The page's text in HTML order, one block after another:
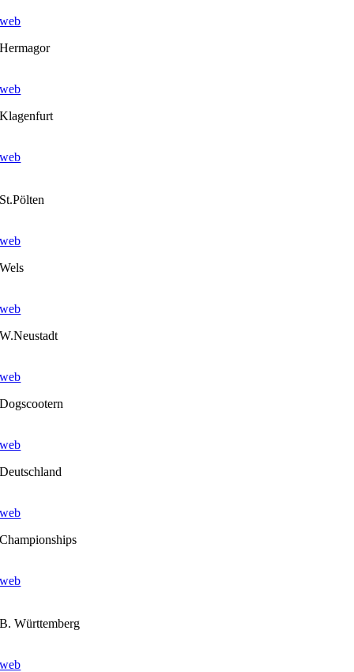
web
Hermagor
web
Klagenfurt
web
St.Pölten
web
Wels
web
W.Neustadt
web
Dogscootern
web
Deutschland
web
Championships
web
B. Württemberg
web